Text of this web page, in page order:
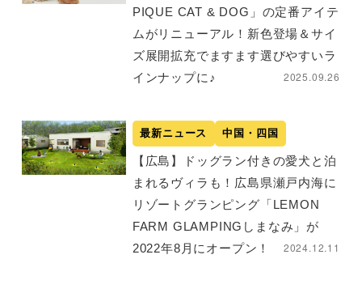
PIQUE CAT & DOG」の定番アイテ
ムがリニューアル！新色登場＆サイ
ズ展開拡充でますます選びやすいラ
インナップに♪
2025.09.26
最新ニュース 中国・四国
【広島】ドッグラン付きの愛犬と泊
まれるヴィラも！広島県瀬戸内海に
リゾートグランピング「LEMON
FARM GLAMPINGしまなみ」が
2022年8月にオープン！
2024.12.11